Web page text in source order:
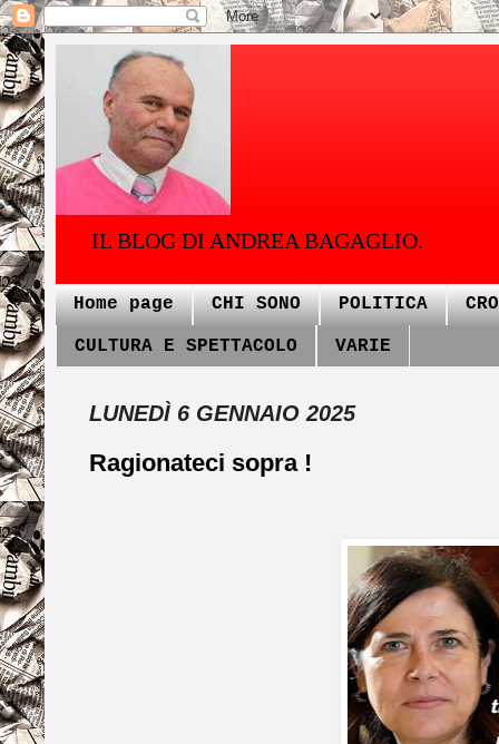
IL BLOG DI ANDREA BAGAGLIO.
Home page CHI SONO POLITICA
CULTURA E SPETTACOLO VARIE
LUNEDÌ 6 GENNAIO 2025
Ragionateci sopra !